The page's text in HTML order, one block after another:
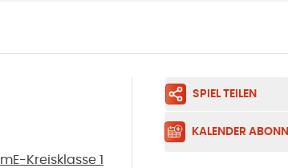
mE-Kreisklasse 1
SPIEL TEILEN
KALENDER